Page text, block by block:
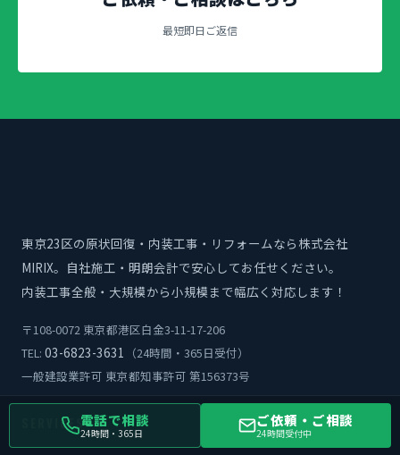
最短即日ご返信
東京23区の原状回復・内装工事・リフォームなら株式会社
MIRIX。自社施工・明朗会計で安心してお任せください。
内装工事全般・大規模から小規模まで幅広く対応します！
〒108-0072 東京都港区白金3-11-17-206
TEL: 03-6823-3631
（24時間・365日受付）
一般建設業許可 東京都知事許可 第156373号
SERVICES CONTENTS
電話で相談
24時間・365日
ご依頼・ご相談
24時間受付中